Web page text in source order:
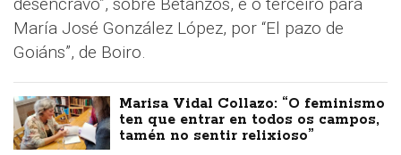
María José González López, por “El pazo de
Goiáns”, de Boiro.
Marisa Vidal Collazo: “O feminismo
ten que entrar en todos os campos,
tamén no sentir relixioso”